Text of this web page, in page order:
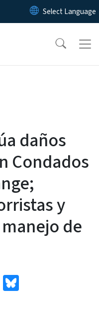
to main content
daños
Condados
y
de
X